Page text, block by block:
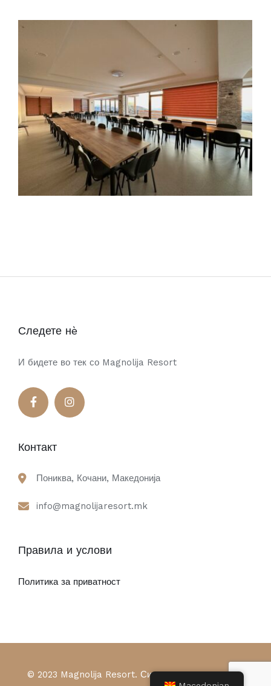
Следете нè
И бидете во тек со Magnolija Resort
Контакт
Пониква, Кочани, Македонија
info@magnolijaresort.mk
Правила и услови
Политика за приватност
© 2023 Magnolija Resort. Сите права се задржани